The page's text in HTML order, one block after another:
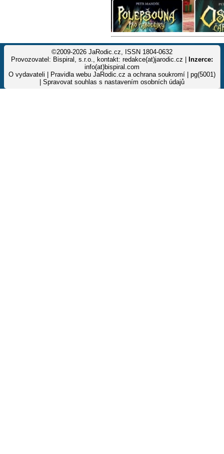
©2009-2026 JaRodic.cz, ISSN 1804-0632
Provozovatel: Bispiral, s.r.o., kontakt: redakce(at)jarodic.cz |
Inzerce:
info(at)bispiral.com
O vydavateli
Pravidla webu JaRodic.cz a ochrana soukromí | pg(5001)
Spravovat souhlas s nastavením osobních údajů